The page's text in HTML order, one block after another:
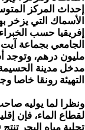
إحداث المركز
الأسماك التي يزخر
مليون درهم، وتوجد
مدخل مدينة
التهيئة رونقا خاصا
ونظرا لما يوليه
لقطاع الماء، فإن